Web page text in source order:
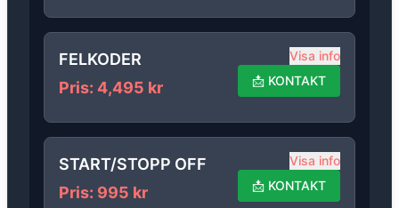
FELKODER
Pris: 4,495 kr
Visa info
📩 KONTAKT
START/STOPP OFF
Pris: 995 kr
Visa info
📩 KONTAKT